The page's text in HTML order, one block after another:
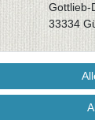
Gottlieb-
33334
Montag
18.00